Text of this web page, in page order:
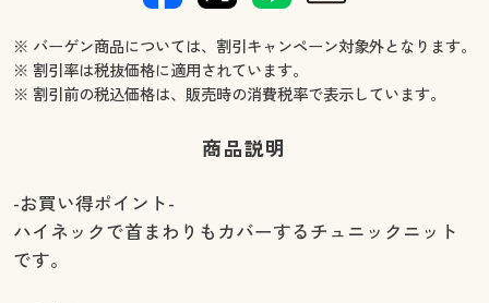
※ バーゲン商品については、割引キャンペーン対象外となります。
※ 割引率は税抜価格に適用されています。
※ 割引前の税込価格は、販売時の消費税率で表示しています。
商品説明
-お買い得ポイント-
ハイネックで首まわりもカバーするチュニックニット
です。